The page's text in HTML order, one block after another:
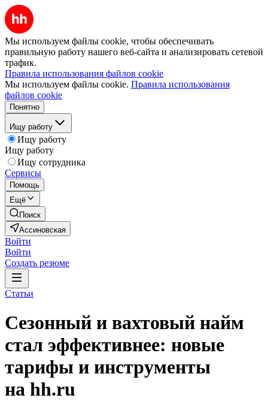
Мы используем файлы cookie, чтобы обеспечивать
правильную работу нашего веб-сайта и анализировать сетевой
трафик.
Правила использования файлов cookie
Мы используем файлы cookie. Правила использования
файлов cookie
Понятно
Ищу работу
Ищу работу
Ищу работу
Ищу сотрудника
Сервисы
Помощь
Ещё
Поиск
Ассиновская
Войти
Войти
Создать резюме
Статьи
Сезонный и вахтовый найм
стал эффективнее: новые
тарифы и инструменты
на hh.ru